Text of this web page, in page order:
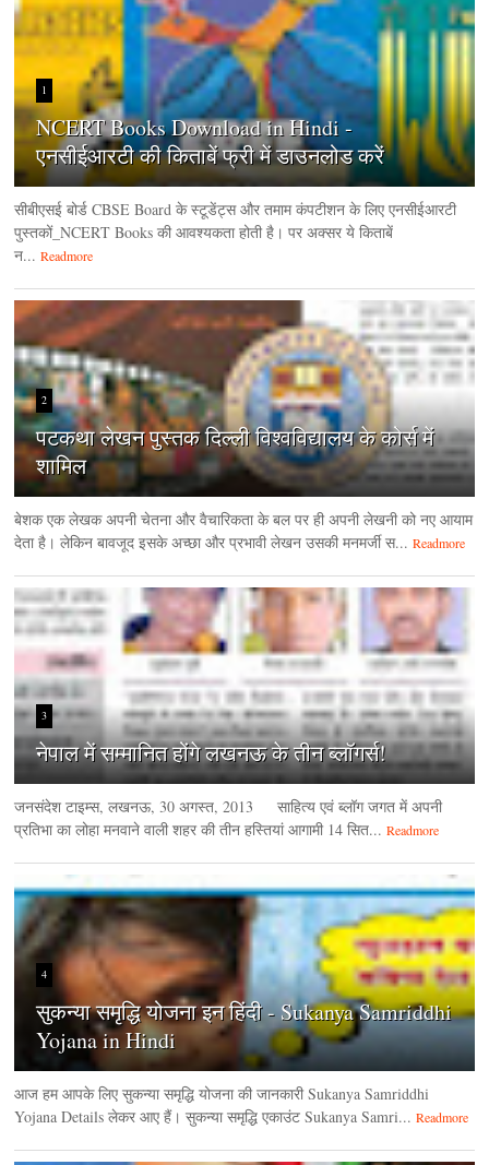
1
NCERT Books Download in Hindi -
एनसीईआरटी की किताबें फ्री में डाउनलोड करें
सीबीएसई बोर्ड CBSE Board के स्टूडेंट्स और तमाम कंपटीशन के लिए एनसीईआरटी
पुस्तकों_NCERT Books की आवश्यकता होती है। पर अक्सर ये किताबें
न... Readmore
2
पटकथा लेखन पुस्तक दिल्ली विश्वविद्यालय के कोर्स में
शामिल
बेशक एक लेखक अपनी चेतना और वैचारिकता के बल पर ही अपनी लेखनी को नए आयाम
देता है। लेकिन बावजूद इसके अच्छा और प्रभावी लेखन उसकी मनमर्जी स... Readmore
3
नेपाल में सम्मानित होंगे लखनऊ के तीन ब्लॉगर्स!
जनसंदेश टाइम्‍स, लखनऊ, 30 अगस्‍त, 2013 साहित्य एवं ब्लॉग जगत में अपनी
प्रतिभा का लोहा मनवाने वाली शहर की तीन हस्तियां आगामी 14 सित... Readmore
4
सुकन्या समृद्धि योजना इन हिंदी - Sukanya Samriddhi
Yojana in Hindi
आज हम आपके लिए सुकन्या समृद्धि योजना की जानकारी Sukanya Samriddhi
Yojana Details लेकर आए हैं। सुकन्या समृद्धि एकाउंट Sukanya Samri... Readmore